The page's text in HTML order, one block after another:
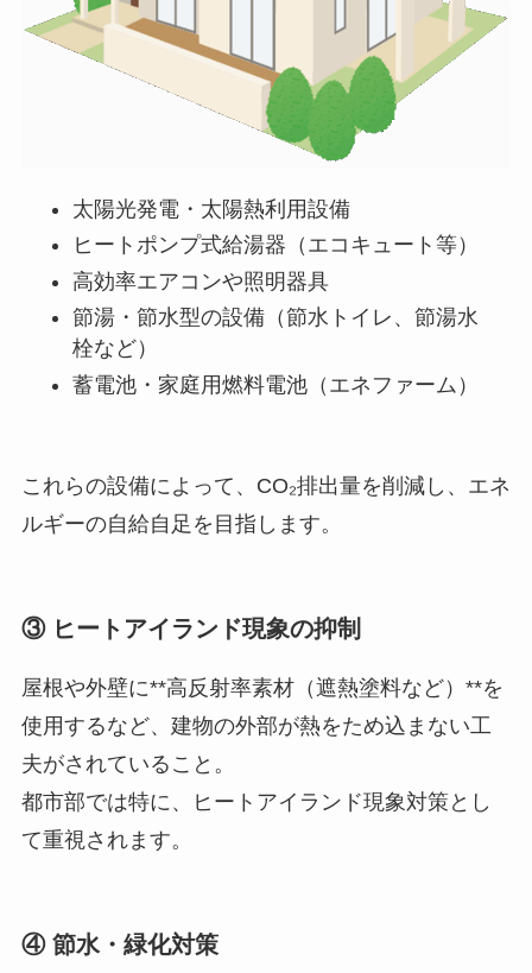
太陽光発電・太陽熱利用設備
ヒートポンプ式給湯器（エコキュート等）
高効率エアコンや照明器具
節湯・節水型の設備（節水トイレ、節湯水
栓など）
蓄電池・家庭用燃料電池（エネファーム）
これらの設備によって、CO₂排出量を削減し、エネ
ルギーの自給自足を目指します。
③ ヒートアイランド現象の抑制
屋根や外壁に**高反射率素材（遮熱塗料など）**を
使用するなど、建物の外部が熱をため込まない工
夫がされていること。
都市部では特に、ヒートアイランド現象対策とし
て重視されます。
④ 節水・緑化対策